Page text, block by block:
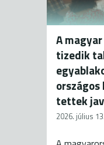
A
tizedik
tettek
2026. július 13.